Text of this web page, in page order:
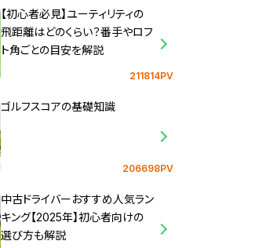
【初心者必見】ユーティリティの
飛距離はどのくらい？番手やロフ
ト角ごとの目安を解説
211814PV
ゴルフスコアの基礎知識
206698PV
中古ドライバーおすすめ人気ラン
キング【2025年】初心者向けの
選び方も解説